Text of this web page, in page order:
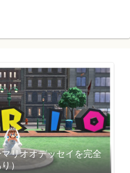
リオオデッセイを完全
）